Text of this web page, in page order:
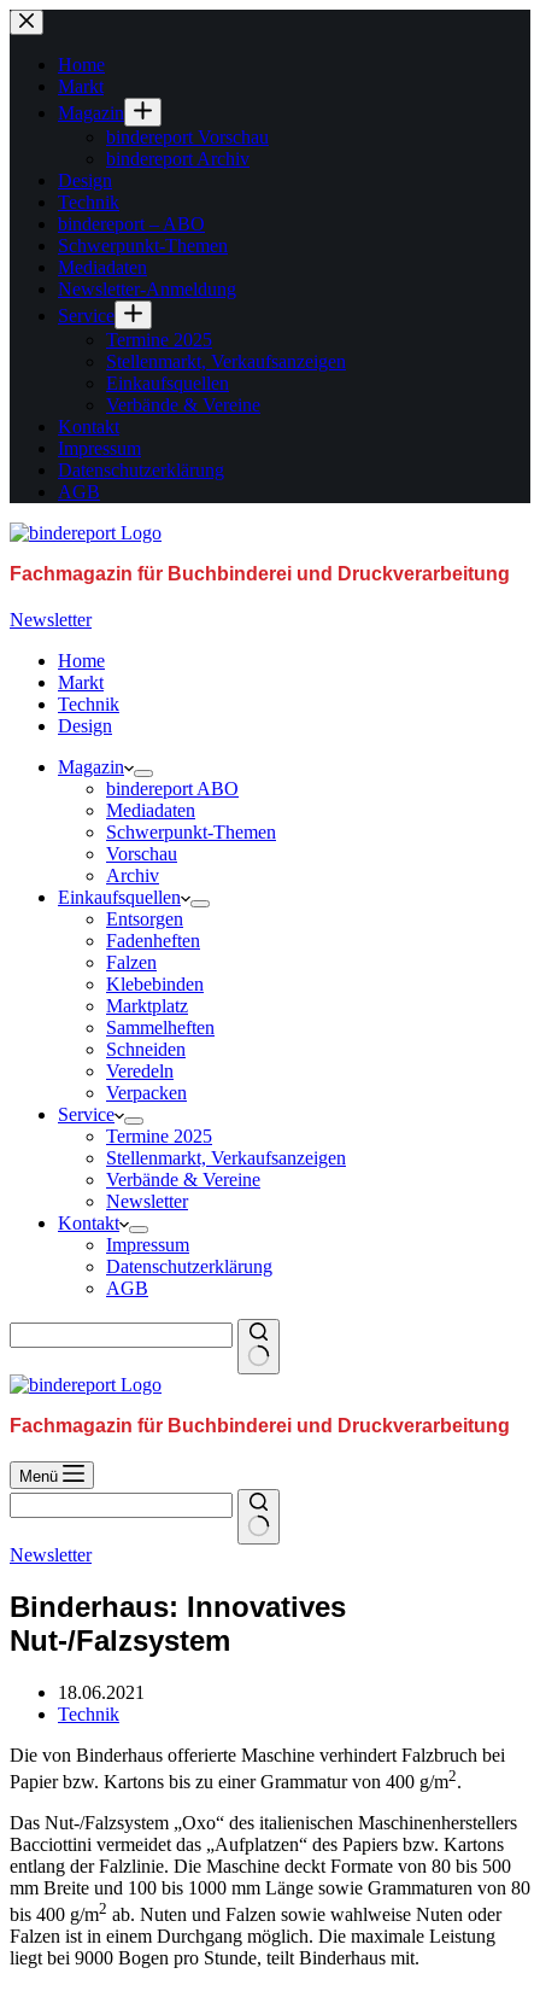
Zum
Inhalt
springenHome
Markt
Magazin
bindereport Vorschau
bindereport Archiv
Design
Technik
bindereport – ABO
Schwerpunkt-Themen
Mediadaten
Newsletter-Anmeldung
Service
Termine 2025
Stellenmarkt, Verkaufsanzeigen
Einkaufsquellen
Verbände & Vereine
Kontakt
Impressum
Datenschutzerklärung
AGB
Fachmagazin für Buchbinderei und Druckverarbeitung
Newsletter
Home
Markt
Technik
Design
Magazin
bindereport ABO
Mediadaten
Schwerpunkt-Themen
Vorschau
Archiv
Einkaufsquellen
Entsorgen
Fadenheften
Falzen
Klebebinden
Marktplatz
Sammelheften
Schneiden
Veredeln
Verpacken
Service
Termine 2025
Stellenmarkt, Verkaufsanzeigen
Verbände & Vereine
Newsletter
Kontakt
Impressum
Datenschutzerklärung
AGB
Fachmagazin für Buchbinderei und Druckverarbeitung
Menü
Newsletter
Binderhaus: Innovatives
Nut-/Falzsystem
18.06.2021
Technik
Die von Binderhaus offerierte Maschine verhindert Falzbruch bei
Papier bzw. Kartons bis zu einer Grammatur von 400 g/m2.
Das Nut-/Falzsystem „Oxo“ des italienischen Maschinenherstellers
Bacciottini vermeidet das „Aufplatzen“ des Papiers bzw. Kartons
entlang der Falzlinie. Die Maschine deckt Formate von 80 bis 500
mm Breite und 100 bis 1000 mm Länge sowie Grammaturen von 80
bis 400 g/m2 ab. Nuten und Falzen sowie wahlweise Nuten oder
Falzen ist in einem Durchgang möglich. Die maximale Leistung
liegt bei 9000 Bogen pro Stunde, teilt Binderhaus mit.